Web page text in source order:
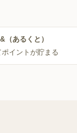
（あるくと）
ポイントが貯まる